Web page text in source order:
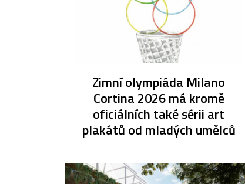
Zimní olympiáda Milano
Cortina 2026 má kromě
oficiálních také sérii art
plakátů od mladých umělců